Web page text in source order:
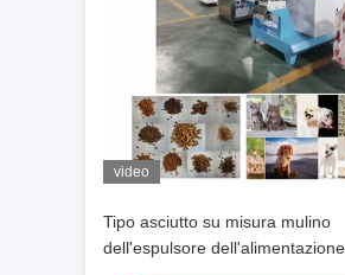
video
Tipo asciutto su misura mulino
dell'espulsore dell'alimentazione